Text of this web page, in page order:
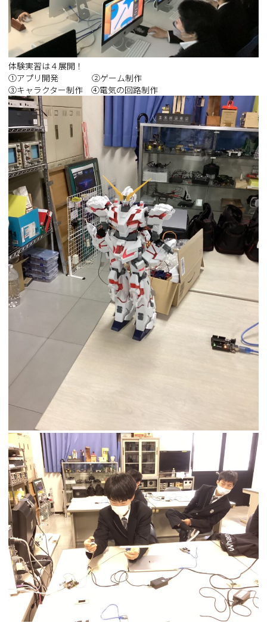
体験実習は４展開！
①アプリ開発 ②ゲーム制作
③キャラクター制作 ④電気の回路制作